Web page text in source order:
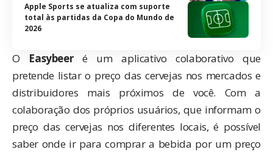
Apple Sports se atualiza com suporte
total às partidas da Copa do Mundo de
2026
O Easybeeré um aplicativo colaborativo que
pretende listar o preço das cervejas nos mercados e
distribuidores mais próximos de você. Com a
colaboração dos próprios usuários, que informam o
preço das cervejas nos diferentes locais, é possível
saber onde ir para comprar a bebida por um preço